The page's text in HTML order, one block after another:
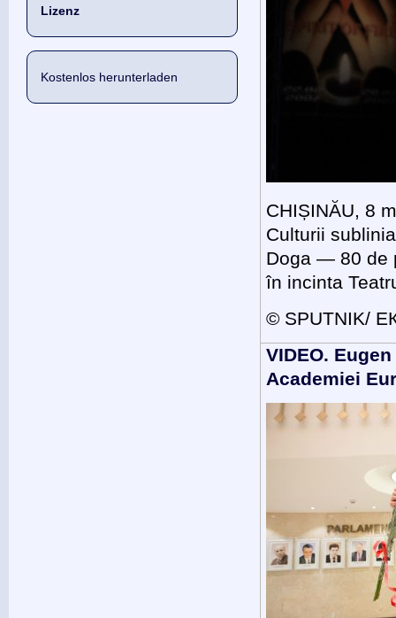
Lizenz
Kostenlos herunterladen
CHIȘINĂU, 8
Culturii
Doga — 80 de
în incinta
© SPUTNIK/
VIDEO.
Academiei